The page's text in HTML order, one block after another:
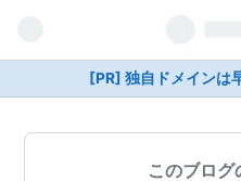
[PR] 独自ドメインは
このブログ